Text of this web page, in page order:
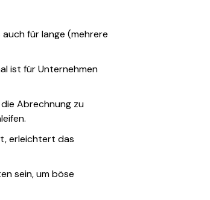
für lange (mehrere
ist für Unternehmen
Abrechnung zu
erleichtert das
sein, um böse